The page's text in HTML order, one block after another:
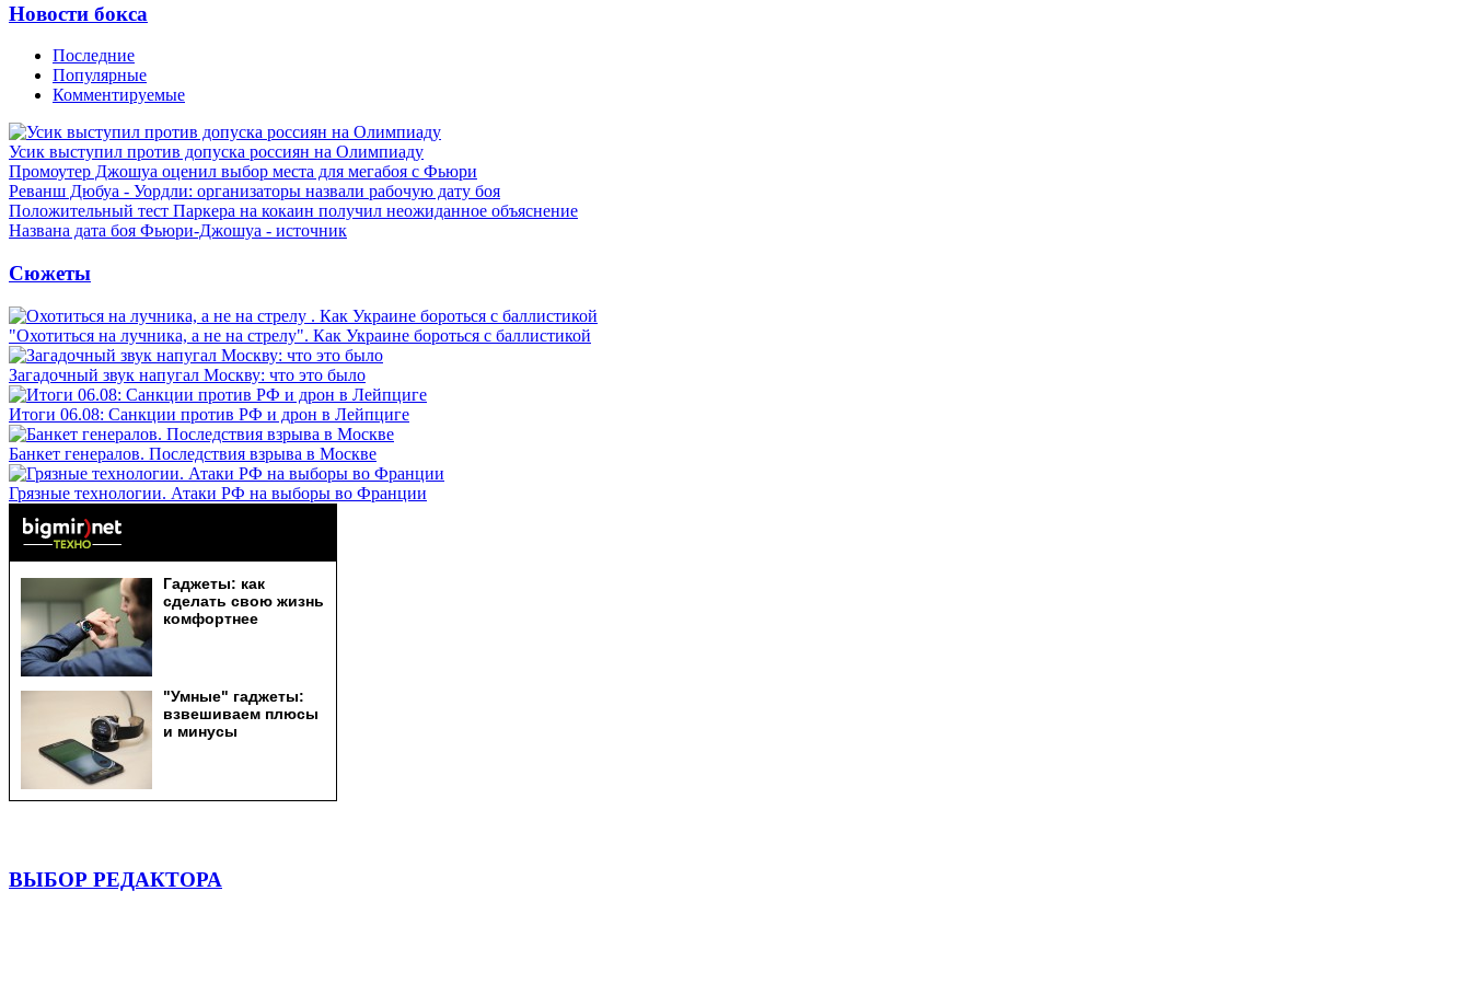
Новости бокса
Последние
Популярные
Комментируемые
Усик выступил против допуска россиян на Олимпиаду
Промоутер Джошуа оценил выбор места для мегабоя с Фьюри
Реванш Дюбуа - Уордли: организаторы назвали рабочую дату боя
Положительный тест Паркера на кокаин получил неожиданное объяснение
Названа дата боя Фьюри-Джошуа - источник
Сюжеты
"Охотиться на лучника, а не на стрелу". Как Украине бороться с баллистикой
Загадочный звук напугал Москву: что это было
Итоги 06.08: Санкции против РФ и дрон в Лейпциге
Банкет генералов. Последствия взрыва в Москве
Грязные технологии. Атаки РФ на выборы во Франции
ВЫБОР РЕДАКТОРА